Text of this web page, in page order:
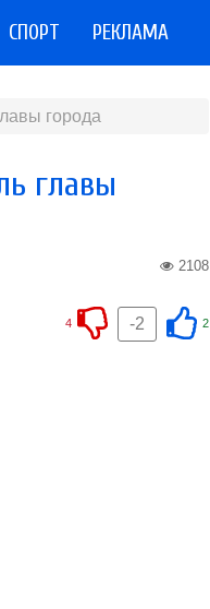
СПОРТ РЕКЛАМА
города
главы
2108
2
-2
4